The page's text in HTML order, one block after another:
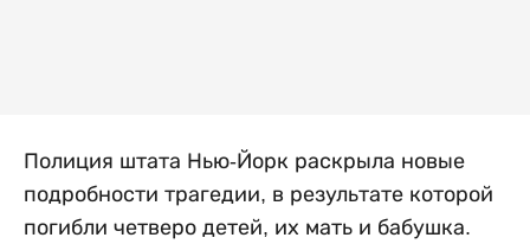
Полиция штата Нью-Йорк раскрыла новые
подробности трагедии, в результате которой
погибли четверо детей, их мать и бабушка.